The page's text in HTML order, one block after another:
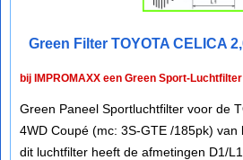
Green Filter TOYOTA CELICA
bij IMPROMAXX een Green Sport-
Green Paneel Sportluchtfilter voor de
4WD Coupé (mc: 3S-GTE /185pk) van
dit luchtfilter heeft de afmetingen D1/